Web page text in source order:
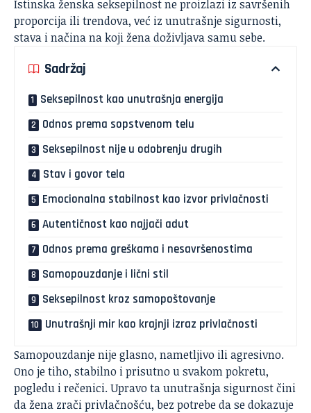
Istinska ženska seksepilnost ne proizlazi iz savršenih
proporcija ili trendova, već iz unutrašnje sigurnosti,
stava i načina na koji žena doživljava samu sebe.
Sadržaj
Seksepilnost kao unutrašnja energija
Odnos prema sopstvenom telu
Seksepilnost nije u odobrenju drugih
Stav i govor tela
Emocionalna stabilnost kao izvor privlačnosti
Autentičnost kao najjači adut
Odnos prema greškama i nesavršenostima
Samopouzdanje i lični stil
Seksepilnost kroz samopoštovanje
Unutrašnji mir kao krajnji izraz privlačnosti
Samopouzdanje nije glasno, nametljivo ili agresivno.
Ono je tiho, stabilno i prisutno u svakom pokretu,
pogledu i rečenici. Upravo ta unutrašnja sigurnost čini
da žena zrači privlačnošću, bez potrebe da se dokazuje